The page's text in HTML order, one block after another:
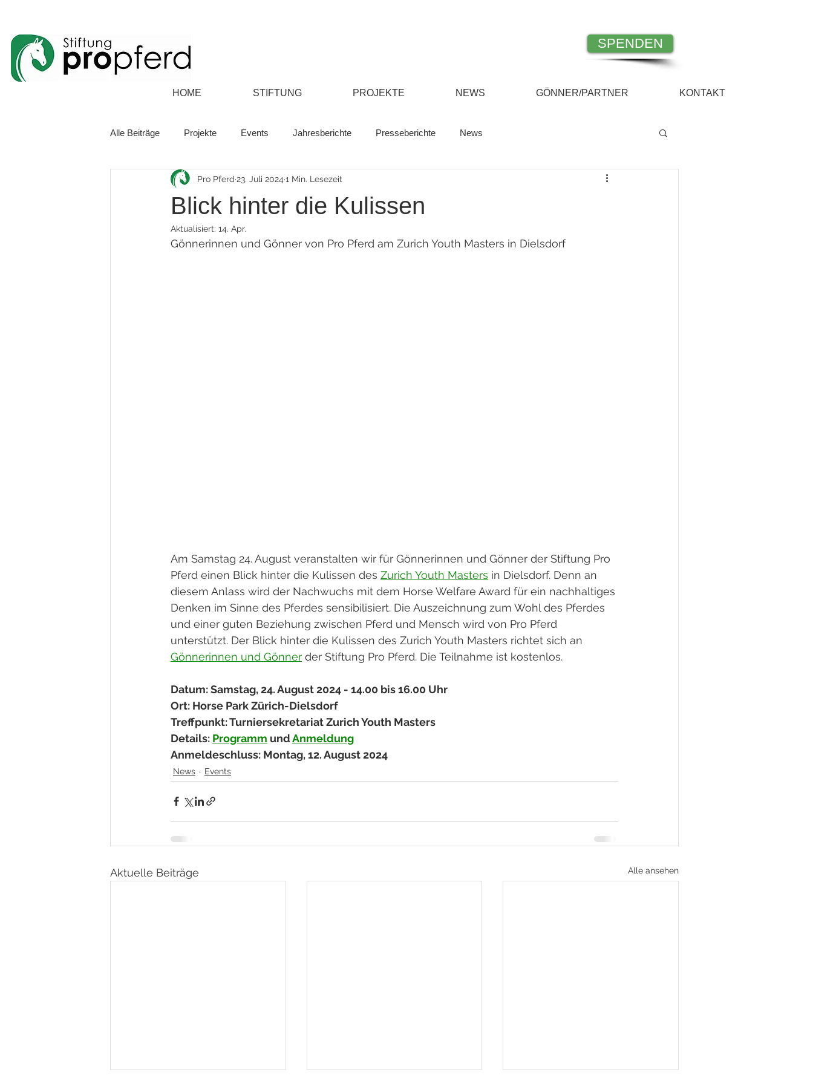
SPENDEN
HOME STIFTUNG PROJEKTE NEWS GÖNNER/PARTNER KONTAKT
Alle Beiträge Projekte Events Jahresberichte Presseberichte News
Blick hinter die Kulissen
Pro Pferd 23. Juli 2024 1 Min. Lesezeit
Aktualisiert: 14. Apr.
Gönnerinnen und Gönner von Pro Pferd am Zurich Youth Masters in Dielsdorf
Am Samstag 24. August veranstalten wir für Gönnerinnen und Gönner der Stiftung Pro
Pferd einen Blick hinter die Kulissen des Zurich Youth Masters in Dielsdorf. Denn an
diesem Anlass wird der Nachwuchs mit dem Horse Welfare Award für ein nachhaltiges
Denken im Sinne des Pferdes sensibilisiert. Die Auszeichnung zum Wohl des Pferdes
und einer guten Beziehung zwischen Pferd und Mensch wird von Pro Pferd
unterstützt. Der Blick hinter die Kulissen des Zurich Youth Masters richtet sich an
Gönnerinnen und Gönner der Stiftung Pro Pferd. Die Teilnahme ist kostenlos.
Datum: Samstag, 24. August 2024 - 14.00 bis 16.00 Uhr
Ort: Horse Park Zürich-Dielsdorf
Treffpunkt: Turniersekretariat Zurich Youth Masters
Details: Programm und Anmeldung
Anmeldeschluss: Montag, 12. August 2024
News Events
Aktuelle Beiträge Alle ansehen